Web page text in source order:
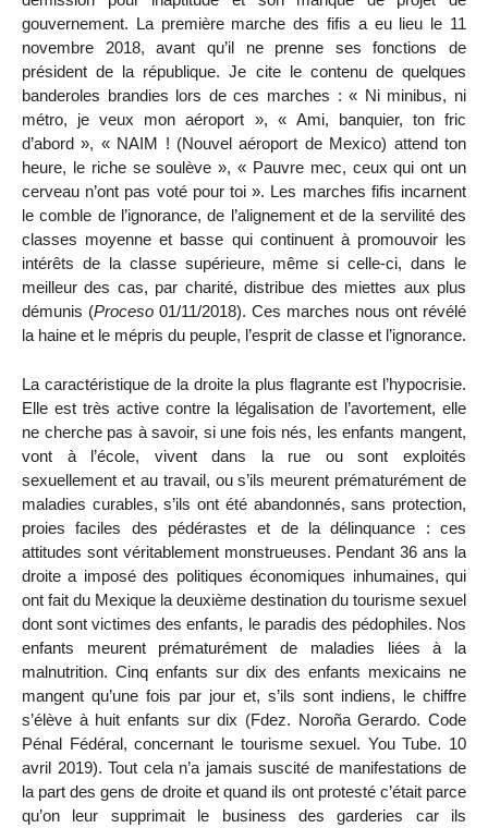
gouvernement. La première marche des fifis a eu lieu le 11
novembre 2018, avant qu’il ne prenne ses fonctions de
président de la république. Je cite le contenu de quelques
banderoles brandies lors de ces marches : « Ni minibus, ni
métro, je veux mon aéroport », « Ami, banquier, ton fric
d’abord », « NAIM ! (Nouvel aéroport de Mexico) attend ton
heure, le riche se soulève », « Pauvre mec, ceux qui ont un
cerveau n’ont pas voté pour toi ». Les marches fifis incarnent
le comble de l’ignorance, de l’alignement et de la servilité des
classes moyenne et basse qui continuent à promouvoir les
intérêts de la classe supérieure, même si celle-ci, dans le
meilleur des cas, par charité, distribue des miettes aux plus
démunis (Proceso 01/11/2018). Ces marches nous ont révélé
la haine et le mépris du peuple, l’esprit de classe et l’ignorance.
La caractéristique de la droite la plus flagrante est l’hypocrisie.
Elle est très active contre la légalisation de l’avortement, elle
ne cherche pas à savoir, si une fois nés, les enfants mangent,
vont à l’école, vivent dans la rue ou sont exploités
sexuellement et au travail, ou s’ils meurent prématurément de
maladies curables, s’ils ont été abandonnés, sans protection,
proies faciles des pédérastes et de la délinquance : ces
attitudes sont véritablement monstrueuses. Pendant 36 ans la
droite a imposé des politiques économiques inhumaines, qui
ont fait du Mexique la deuxième destination du tourisme sexuel
dont sont victimes des enfants, le paradis des pédophiles. Nos
enfants meurent prématurément de maladies liées à la
malnutrition. Cinq enfants sur dix des enfants mexicains ne
mangent qu’une fois par jour et, s’ils sont indiens, le chiffre
s’élève à huit enfants sur dix (Fdez. Noroña Gerardo. Code
Pénal Fédéral, concernant le tourisme sexuel. You Tube. 10
avril 2019). Tout cela n’a jamais suscité de manifestations de
la part des gens de droite et quand ils ont protesté c’était parce
qu’on leur supprimait le business des garderies car ils